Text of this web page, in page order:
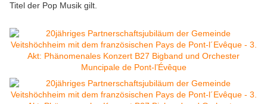
Titel der Pop Musik gilt.